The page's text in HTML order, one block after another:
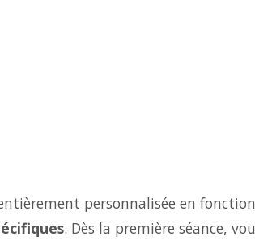
personnalisée en
. Dès la première séance,